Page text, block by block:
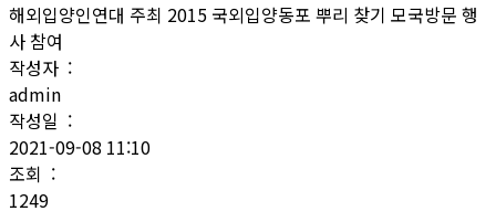
해외입양인연대 주최 2015 국외입양동포 뿌리 찾기 모국방문 행
사 참여
작성자 :
admin
작성일 :
2021-09-08 11:10
조회 :
1249